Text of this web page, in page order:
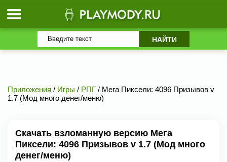
Приложения / Игры / РПГ / Мега Пиксели: 4096 Призывов v
1.7 (Мод много денег/меню)
Скачать взломанную версию Мега
Пиксели: 4096 Призывов v 1.7 (Мод много
денег/меню)